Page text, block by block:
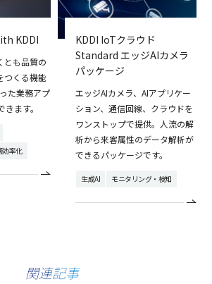
KDDI
とも品質の
つくる機能
た業務アプ
ます。
効率化
KDDI IoTクラウド
Standard エッジAIカメラ
パッケージ
エッジAIカメラ、AIアプリケー
ション、通信回線、クラウドを
ワンストップで提供。人流の解
析から来客属性のデータ解析が
できるパッケージです。
生成AI モニタリング・検知
関連記事